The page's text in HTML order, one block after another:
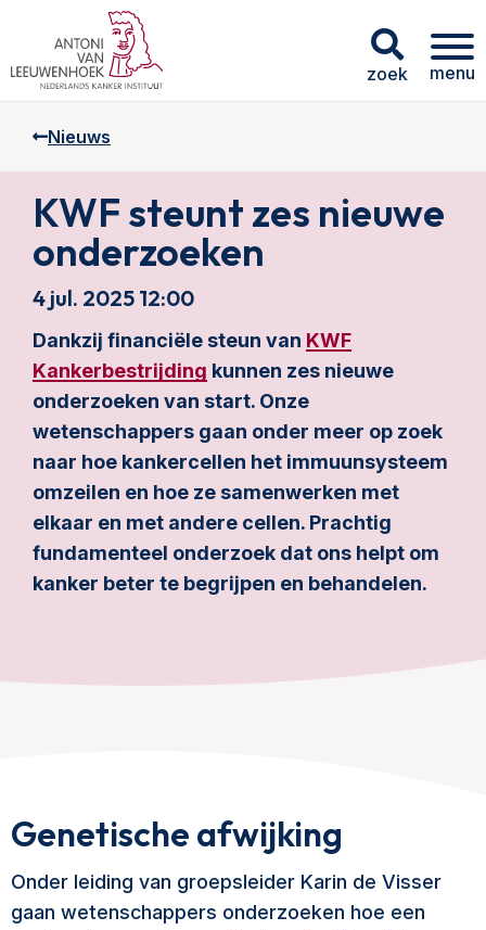
zoek menu
Nieuws
KWF steunt zes nieuwe
onderzoeken
4 jul. 2025 12:00
Dankzij financiële steun van KWF
Kankerbestrijding kunnen zes nieuwe
onderzoeken van start. Onze
wetenschappers gaan onder meer op zoek
naar hoe kankercellen het immuunsysteem
omzeilen en hoe ze samenwerken met
elkaar en met andere cellen. Prachtig
fundamenteel onderzoek dat ons helpt om
kanker beter te begrijpen en behandelen.
Genetische afwijking
Onder leiding van groepsleider Karin de Visser
gaan wetenschappers onderzoeken hoe een